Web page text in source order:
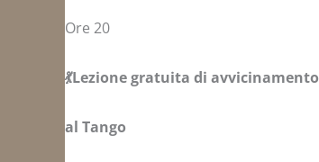
Ore 20
💃Lezione gratuita di avvicinamento
al Tango